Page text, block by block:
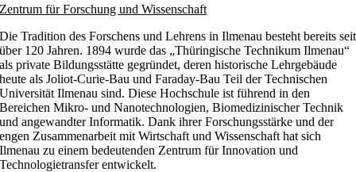
Zentrum für Forschung und Wissenschaft
Die Tradition des Forschens und Lehrens in Ilmenau besteht bereits seit
über 120 Jahren. 1894 wurde das „Thüringische Technikum Ilmenau“
als private Bildungsstätte gegründet, deren historische Lehrgebäude
heute als Joliot-Curie-Bau und Faraday-Bau Teil der Technischen
Universität Ilmenau sind. Diese Hochschule ist führend in den
Bereichen Mikro- und Nanotechnologien, Biomedizinischer Technik
und angewandter Informatik. Dank ihrer Forschungsstärke und der
engen Zusammenarbeit mit Wirtschaft und Wissenschaft hat sich
Ilmenau zu einem bedeutenden Zentrum für Innovation und
Technologietransfer entwickelt.